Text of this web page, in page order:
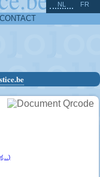
CONTACT
NL FR^